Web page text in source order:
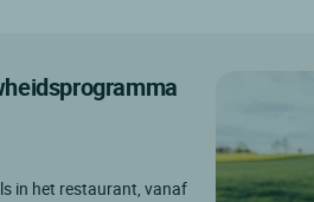
in het restaurant, vanaf